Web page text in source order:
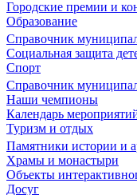
Городские премии и
Образование
Справочник
Социальная защита
Спорт
Справочник
Наши чемпионы
Календарь
Туризм и отдых
Памятники истории и
Храмы и монастыри
Объекты
Досуг